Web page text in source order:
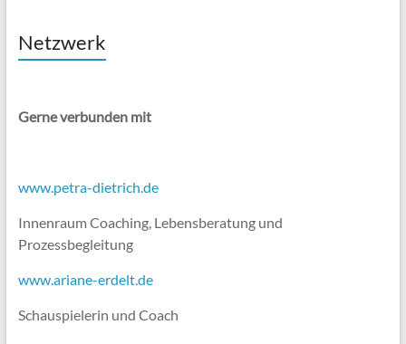
Netzwerk
Gerne verbunden mit
www.petra-dietrich.de
Innenraum Coaching, Lebensberatung und
Prozessbegleitung
www.ariane-erdelt.de
Schauspielerin und Coach